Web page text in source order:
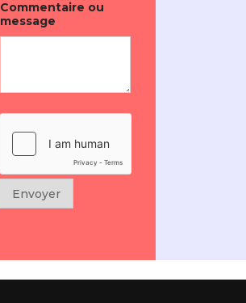
Commentaire ou
message
Envoyer